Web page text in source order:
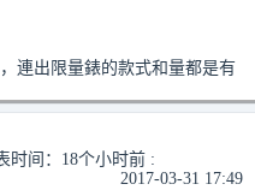
連出限量錶的款式和量都是有
时间：18个小时前 :
2017-03-31 17:49